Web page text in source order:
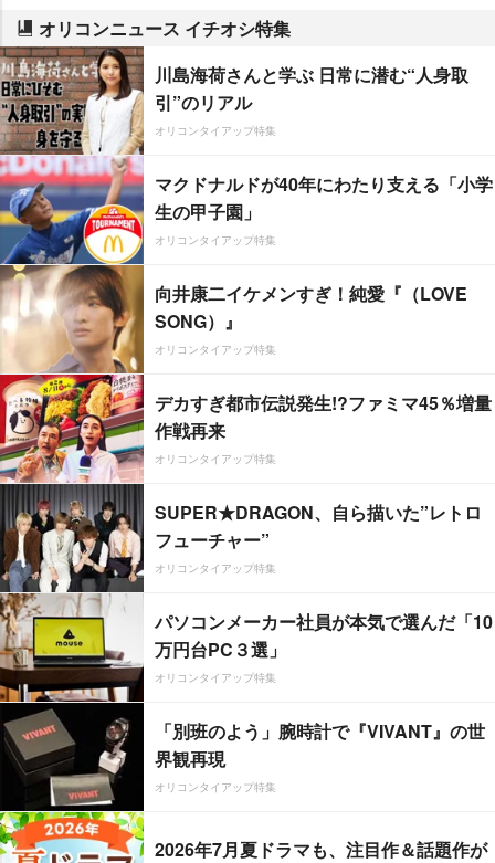
オリコンニュース イチオシ特集
川島海荷さんと学ぶ 日常に潜む“人身取
引”のリアル
オリコンタイアップ特集
マクドナルドが40年にわたり支える「小学
生の甲子園」
オリコンタイアップ特集
向井康二イケメンすぎ！純愛『（LOVE
SONG）』
オリコンタイアップ特集
デカすぎ都市伝説発生!?ファミマ45％増量
作戦再来
オリコンタイアップ特集
SUPER★DRAGON、自ら描いた”レトロ
フューチャー”
オリコンタイアップ特集
パソコンメーカー社員が本気で選んだ「10
万円台PC３選」
オリコンタイアップ特集
「別班のよう」腕時計で『VIVANT』の世
界観再現
オリコンタイアップ特集
2026年7月夏ドラマも、注目作＆話題作が